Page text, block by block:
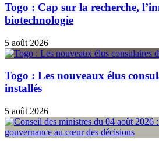
Togo : Cap sur la recherche,
biotechnologie
5 août 2026
Togo : Les nouveaux élus
installés
5 août 2026